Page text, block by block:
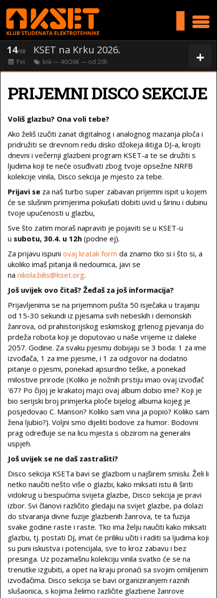
+
14/08 KSET na Krku 2026.
Pet knk— 40/26€ — od 20h
PRIJEMNI DISCO SEKCIJE
Voliš glazbu? Ona voli tebe?
Ako želiš izučiti zanat digitalnog i analognog mazanja ploča i
pridružiti se drevnom redu disko džokeja ilitiga DJ-a, krojiti
dnevni i večernji glazbeni program KSET-a te se družiti s
ljudima koji te neće osuđivati zbog tvoje opsežne NRFB
kolekcije vinila, Disco sekcija je mjesto za tebe.
Prijavi se za naš turbo super zabavan prijemni ispit u kojem
će se slušnim primjerima pokušati dobiti uvid u širinu i dubinu
tvoje upućenosti u glazbu,
Sve što zatim moraš napraviti je pojaviti se u KSET-u
u subotu, 30.4. u 12h (podne ej).
Za prijavu ispuni ovaj kratak form da znamo tko si i što si, a
ukoliko imaš pitanja ili nedoumica, javi se
na nikola.bilis@kset.org.
Još uvijek ovo čitaš? Žeđaš za još informacija?
Prijavljenima se na prijemnom pušta 50 isječaka u trajanju
od 15-30 sekundi iz pjesama svih nebeskih i demonskih
žanrova, od prahistorijskog eskimskog grlenog pjevanja do
prdeža robota koji je doputovao u naše vrijeme iz daleke
2057. Godine. Za svaku pjesmu dobijaju se 3 boda: 1 za ime
izvođača, 1 za ime pjesme, i 1 za odgovor na dodatno
pitanje o pjesmi, ponekad apsurdno teške, a ponekad
milostive prirode (Koliko je nožnih prstiju imao ovaj izvođač
'67? Po čijoj je krakatoj majci ovaj album dobio ime? Koji je
bio serijski broj primjerka ploče bijelog albuma kojeg je
posjedovao C. Manson? Koliko sam vina ja popio? Koliko sam
žena ljubio?). Voljni smo dijeliti bodove za humor. Bodovni
prag određuje se na licu mjesta s obzirom na generalni
uspjeh.
Još uvijek se ne daš zastrašiti?
Disco sekcija KSETa bavi se glazbom u najširem smislu. Želi li
netko naučiti nešto više o glazbi, kako miksati istu ili širiti
vidokrug u bespućima svijeta glazbe, Disco sekcija je pravi
izbor. Svi članovi različito gledaju na svijet glazbe, pa dolazi
do stvaranja divne fuzije glazbenih žanrova, te ta fuzija
svake godine raste i raste. Tko ima želju naučiti kako miksati
glazbu, tj. postati DJ, imat će priliku učiti i raditi sa ljudima koji
su puni iskustva i potencijala, sve to kroz zabavu i bez
presinga. Uz pozamašnu kolekciju vinila svatko će se na
trenutke izgubiti, a opet na kraju pronaći sa svojim omiljenim
izvođačima. Disco sekcija se bavi organiziranjem raznih
slušaonica, s kojima želimo različite glazbene žanrove